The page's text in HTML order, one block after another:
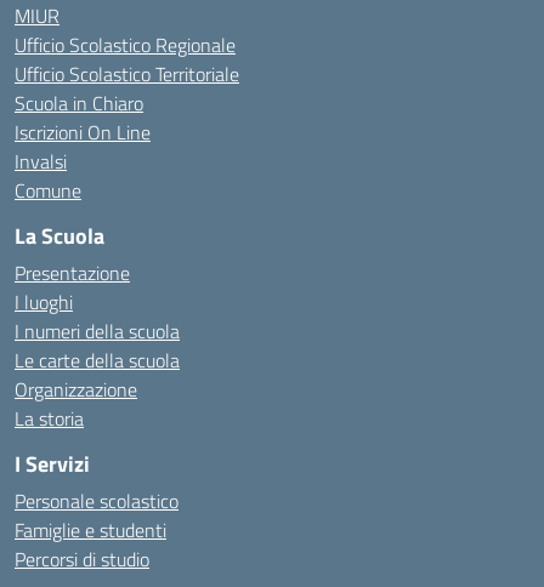
MIUR
Ufficio Scolastico Regionale
Ufficio Scolastico Territoriale
Scuola in Chiaro
Iscrizioni On Line
Invalsi
Comune
La Scuola
Presentazione
I luoghi
I numeri della scuola
Le carte della scuola
Organizzazione
La storia
I Servizi
Personale scolastico
Famiglie e studenti
Percorsi di studio